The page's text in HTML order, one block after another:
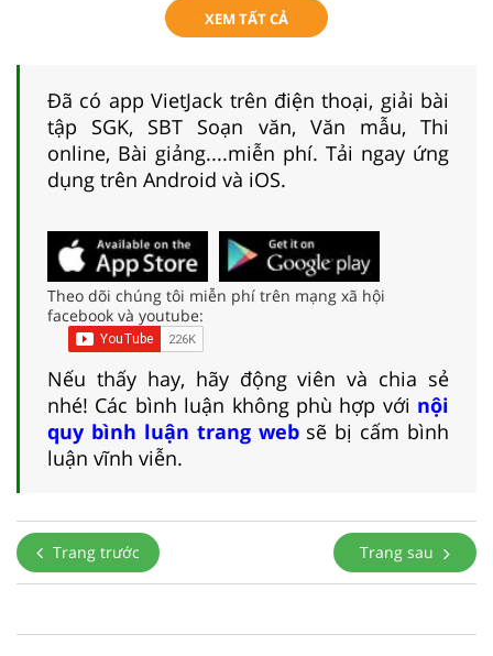
XEM TẤT CẢ
Đã có app VietJack trên điện thoại, giải bài
tập SGK, SBT Soạn văn, Văn mẫu, Thi
online, Bài giảng....miễn phí. Tải ngay ứng
dụng trên Android và iOS.
Theo dõi chúng tôi miễn phí trên mạng xã hội
facebook và youtube:
Nếu thấy hay, hãy động viên và chia sẻ
nhé! Các bình luận không phù hợp với nội
quy bình luận trang websẽ bị cấm bình
luận vĩnh viễn.
Trang trước Trang sau